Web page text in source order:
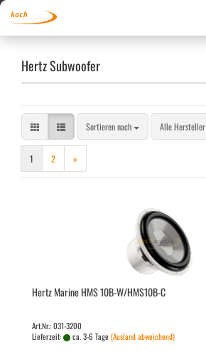
Hertz Subwoofer
Sortieren nach
Sortieren nach Alle Hersteller
1 2 »
Hertz Ma­ri­ne HMS 10B-W/HMS10B-​​C
Art.Nr.: 031-3200
Lieferzeit:
ca. 3-6 Tage(Ausland abweichend)